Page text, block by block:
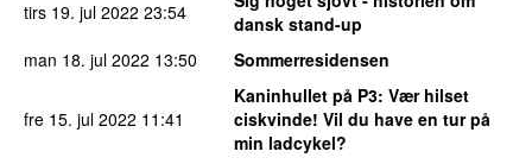
tirs 19. jul 2022 23:54
dansk stand-up
man 18. jul 2022 13:50 Sommerresidensen
fre 15. jul 2022 11:41
Kaninhullet på P3: Vær hilset
ciskvinde! Vil du have en tur på
min ladcykel?